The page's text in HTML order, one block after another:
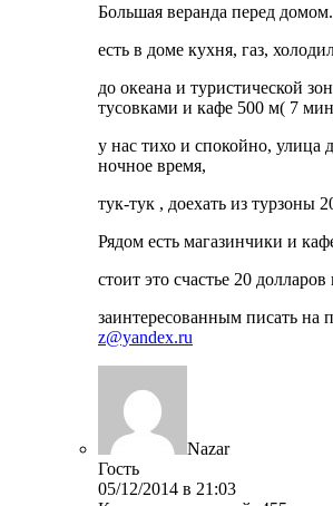
Большая веранда перед домом.
есть в доме кухня, газ,
до океана и туристической
тусовками и кафе 500 м( 7
у нас тихо и спокойно, улица
ночное время,
тук-тук , доехать из турзоны
Рядом есть магазинчики и
стоит это счастье 20 долларов
заинтересованным писать на
z@yandex.ru
Nazar
Гость
05/12/2014 в 21:03